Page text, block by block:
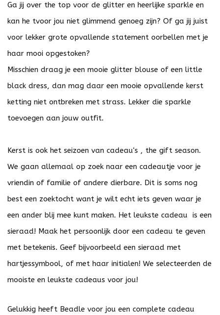
Ga jij over the top voor de glitter en heerlijke sparkle en
kan he tvoor jou niet glimmend genoeg zijn? Of ga jij juist
voor lekker grote opvallende statement oorbellen met je
haar mooi opgestoken?
Misschien draag je een mooie glitter blouse of een little
black dress, dan mag daar een mooie opvallende kerst
ketting niet ontbreken met strass. Lekker die sparkle
toevoegen aan jouw outfit.
Kerst is ook het seizoen van cadeau's , the gift season.
We gaan allemaal op zoek naar een cadeautje voor je
vriendin of familie of andere dierbare. Dit is soms nog
best een zoektocht want je wilt echt iets geven waar je
een ander blij mee kunt maken. Het leukste cadeau is een
sieraad! Maak het persoonlijk door een cadeau te geven
met betekenis. Geef bijvoorbeeld een sieraad met
hartjessymbool, of met haar initialen! We selecteerden de
mooiste en leukste cadeaus voor jou!
Gelukkig heeft Beadle voor jou een complete cadeau